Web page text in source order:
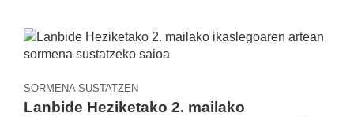
SORMENA SUSTATZEN
Lanbide Heziketako 2. mailako